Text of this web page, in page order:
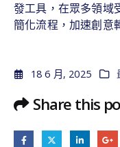
發工具，在眾多領域
簡化流程，加速創意
18 6 月, 2025
Share this